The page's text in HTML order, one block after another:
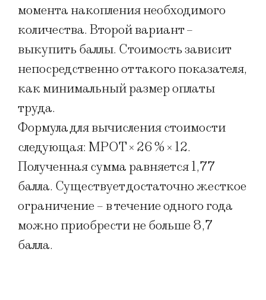
момента накопления необходимого
количества. Второй вариант –
выкупить баллы. Стоимость зависит
непосредственно от такого показателя,
как минимальный размер оплаты
труда.
Формула для вычисления стоимости
следующая: МРОТ × 26 % × 12.
Полученная сумма равняется 1,77
балла. Существует достаточно жесткое
ограничение – в течение одного года
можно приобрести не больше 8,7
балла.